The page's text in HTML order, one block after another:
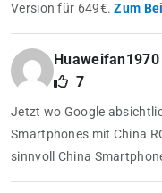
Version für 649€.Zum
Huaweifan1970
7
Jetzt wo Google
Smartphones mit China
sinnvoll China